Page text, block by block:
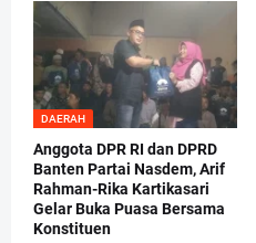
DAERAH
Anggota DPR RI dan DPRD
Banten Partai Nasdem, Arif
Rahman-Rika Kartikasari
Gelar Buka Puasa Bersama
Konstituen